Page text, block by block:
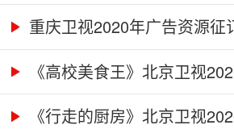
重庆卫视2020年广告资源征
《高校美食王》北京卫视
《行走的厨房》北京卫视